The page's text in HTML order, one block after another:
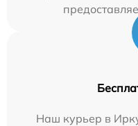
Наш курьер в